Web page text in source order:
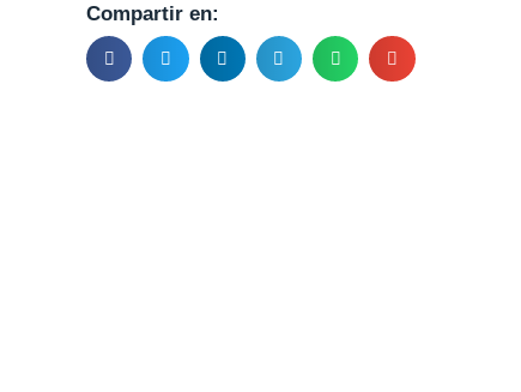
Compartir en: